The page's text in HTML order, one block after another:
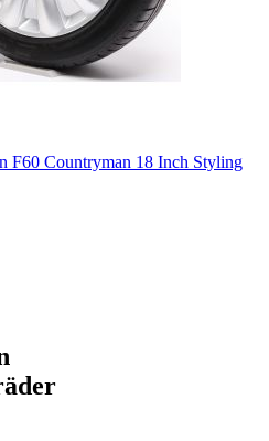
F60 Countryman 18 Inch Styling